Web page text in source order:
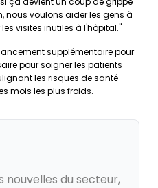
nous voulons aider les gens à
visites inutiles à l'hôpital."
supplémentaire pour
pour soigner les patients
les risques de santé
mois les plus froids.
nouvelles du secteur,